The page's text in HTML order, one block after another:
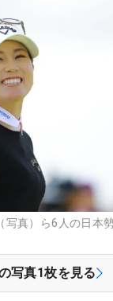
真）ら6人の日本
写真1枚を見る